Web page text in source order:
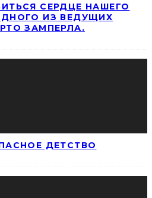
СЕРДЦЕ НАШЕГО
ИЗ ВЕДУЩИХ
ЗАМПЕРЛА.
ДЕТСТВО